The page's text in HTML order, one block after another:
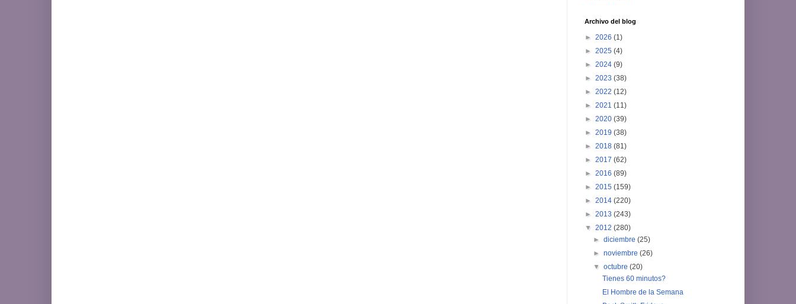
Archivo del blog
► 2026 (1)
► 2025 (4)
► 2024 (9)
► 2023 (38)
► 2022 (12)
► 2021 (11)
► 2020 (39)
► 2019 (38)
► 2018 (81)
► 2017 (62)
► 2016 (89)
► 2015 (159)
► 2014 (220)
► 2013 (243)
▼ 2012 (280)
►diciembre(25)
►noviembre(26)
▼octubre(20)
Tienes 60 minutos?
El Hombre de la Semana